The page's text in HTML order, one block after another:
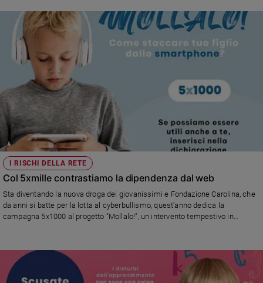
I RISCHI DELLA RETE
Col 5xmille contrastiamo la dipendenza dal web
Sta diventando la nuova droga dei giovanissimi e Fondazione Carolina, che
da anni si batte per la lotta al cyberbullismo, quest'anno dedica la
campagna 5x1000 al progetto "Mollalo!", un intervento tempestivo in